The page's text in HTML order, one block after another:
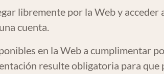
libremente por la Web y
cuenta.
en la Web a cumplimentar
resulte obligatoria para